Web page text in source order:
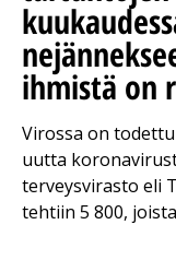
ihmistä on
Virossa on
uutta
terveysvirasto eli
tehtiin 5 800,